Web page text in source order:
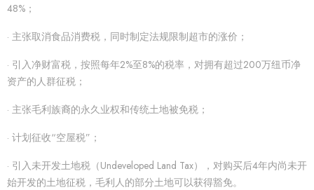
48%；
· 主张取消食品消费税，同时制定法规限制超市的涨价；
· 引入净财富税，按照每年2%至8%的税率，对拥有超过200万纽币净
资产的人群征税；
· 主张毛利族裔的永久业权和传统土地被免税；
· 计划征收“空屋税”；
· 引入未开发土地税（Undeveloped Land Tax），对购买后4年内尚未开
始开发的土地征税，毛利人的部分土地可以获得豁免。